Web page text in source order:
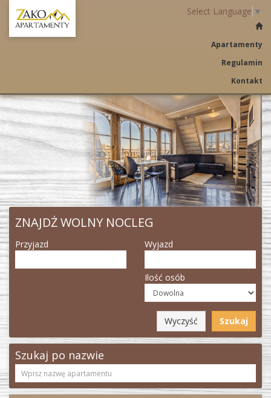
Select Language ▼
Apartamenty
Regulamin
Kontakt
ZNAJDŻ WOLNY NOCLEG
Przyjazd Wyjazd
Ilość osób
Szukaj
Wyczyść
Szukaj po nazwie